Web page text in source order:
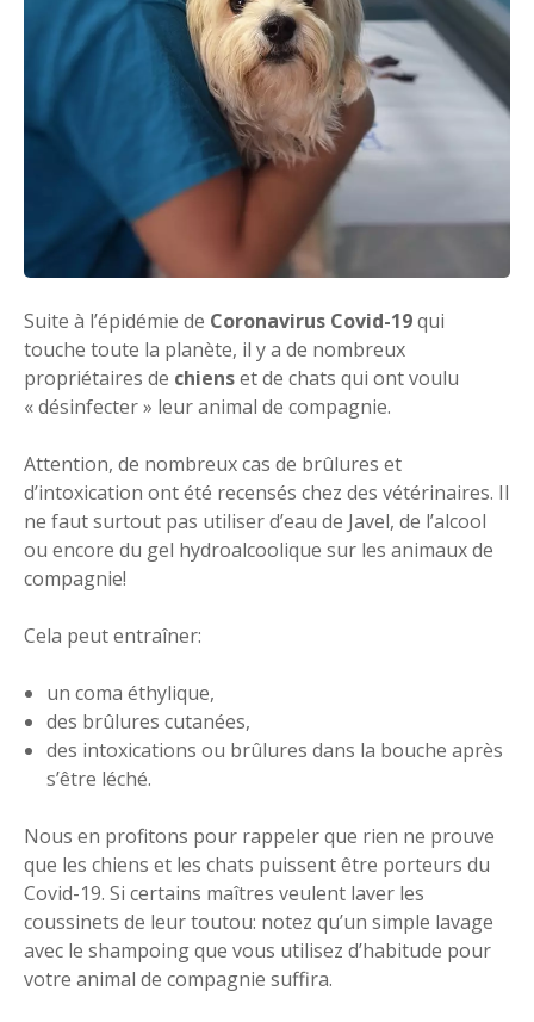
Suite à l’épidémie de Coronavirus Covid-19qui
touche toute la planète, il y a de nombreux
propriétaires de chienset de chats qui ont voulu
« désinfecter » leur animal de compagnie.
Attention, de nombreux cas de brûlures et
d’intoxication ont été recensés chez des vétérinaires. Il
ne faut surtout pas utiliser d’eau de Javel, de l’alcool
ou encore du gel hydroalcoolique sur les animaux de
compagnie!
Cela peut entraîner:
un coma éthylique,
des brûlures cutanées,
des intoxications ou brûlures dans la bouche après
s’être léché.
Nous en profitons pour rappeler que rien ne prouve
que les chiens et les chats puissent être porteurs du
Covid-19. Si certains maîtres veulent laver les
coussinets de leur toutou: notez qu’un simple lavage
avec le shampoing que vous utilisez d’habitude pour
votre animal de compagnie suffira.